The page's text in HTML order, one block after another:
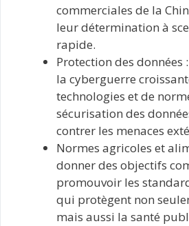
commerciales de la
leur détermination à
rapide.
Protection des données
la cyberguerre
technologies et de
sécurisation des
contrer les menaces
Normes agricoles et
donner des objectifs
promouvoir les
qui protègent non
mais aussi la santé